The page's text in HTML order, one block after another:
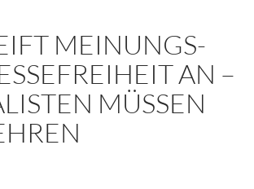
MEINUNGS-
AN –
MÜSSEN